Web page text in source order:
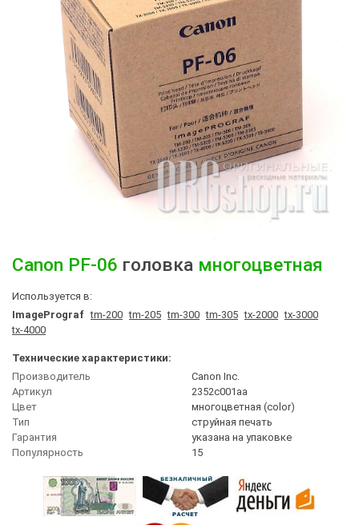
Canon PF-06 головка многоцветная
Используется в:
ImagePrograf tm-200 tm-205 tm-300 tm-305 tx-2000 tx-3000
tx-4000
Технические характеристики:
Производитель
Canon Inc.
Артикул
2352c001aa
Цвет
многоцветная (сolor)
Тип
струйная печать
Гарантия
указана на упаковке
Популярность
15